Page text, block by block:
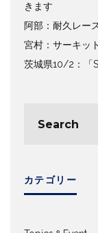
きます
阿部：耐久レー
宮村：サーキッ
茨城県10/2：「
カテゴリー